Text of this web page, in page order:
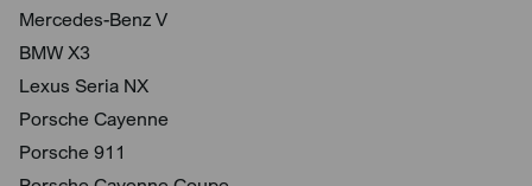
Mercedes-Benz V
BMW X3
Lexus Seria NX
Porsche Cayenne
Porsche 911